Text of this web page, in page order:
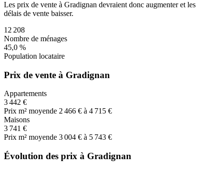
Les prix de vente à Gradignan devraient donc augmenteret les
délais de vente baisser.
12 208
Nombre de ménages
45,0 %
Population locataire
Prix de vente à Gradignan
Appartements
3 442 €
Prix m² moyende 2 466 € à 4 715 €
Maisons
3 741 €
Prix m² moyende 3 004 € à 5 743 €
Évolution des prix à Gradignan